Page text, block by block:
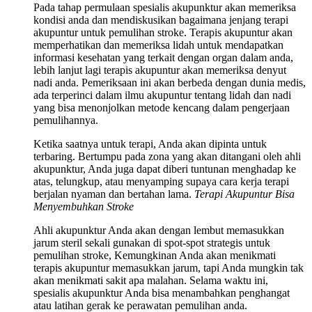
Pada tahap permulaan spesialis akupunktur akan memeriksa
kondisi anda dan mendiskusikan bagaimana jenjang terapi
akupuntur untuk pemulihan stroke. Terapis akupuntur akan
memperhatikan dan memeriksa lidah untuk mendapatkan
informasi kesehatan yang terkait dengan organ dalam anda,
lebih lanjut lagi terapis akupuntur akan memeriksa denyut
nadi anda. Pemeriksaan ini akan berbeda dengan dunia medis,
ada terperinci dalam ilmu akupuntur tentang lidah dan nadi
yang bisa menonjolkan metode kencang dalam pengerjaan
pemulihannya.
Ketika saatnya untuk terapi, Anda akan dipinta untuk
terbaring. Bertumpu pada zona yang akan ditangani oleh ahli
akupunktur, Anda juga dapat diberi tuntunan menghadap ke
atas, telungkup, atau menyamping supaya cara kerja terapi
berjalan nyaman dan bertahan lama. Terapi Akupuntur Bisa
Menyembuhkan Stroke
Ahli akupunktur Anda akan dengan lembut memasukkan
jarum steril sekali gunakan di spot-spot strategis untuk
pemulihan stroke, Kemungkinan Anda akan menikmati
terapis akupuntur memasukkan jarum, tapi Anda mungkin tak
akan menikmati sakit apa malahan. Selama waktu ini,
spesialis akupunktur Anda bisa menambahkan penghangat
atau latihan gerak ke perawatan pemulihan anda.